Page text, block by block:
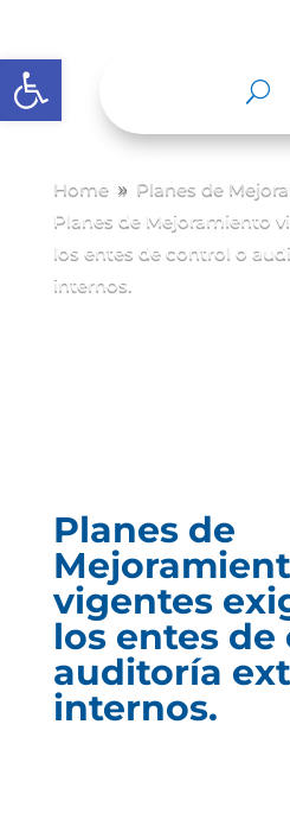
Abrir barra de herramientas
Home 9 Planes de
Planes de Mejoramiento
los entes de control o
internos.
Planes de
vigentes
los entes
auditoría
internos.